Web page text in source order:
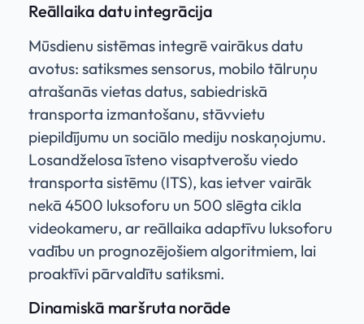
Reāllaika datu integrācija
Mūsdienu sistēmas integrē vairākus datu
avotus: satiksmes sensorus, mobilo tālruņu
atrašanās vietas datus, sabiedriskā
transporta izmantošanu, stāvvietu
piepildījumu un sociālo mediju noskaņojumu.
Losandželosa īsteno visaptverošu viedo
transporta sistēmu (ITS), kas ietver vairāk
nekā 4500 luksoforu un 500 slēgta cikla
videokameru, ar reāllaika adaptīvu luksoforu
vadību un prognozējošiem algoritmiem, lai
proaktīvi pārvaldītu satiksmi.
Dinamiskā maršruta norāde